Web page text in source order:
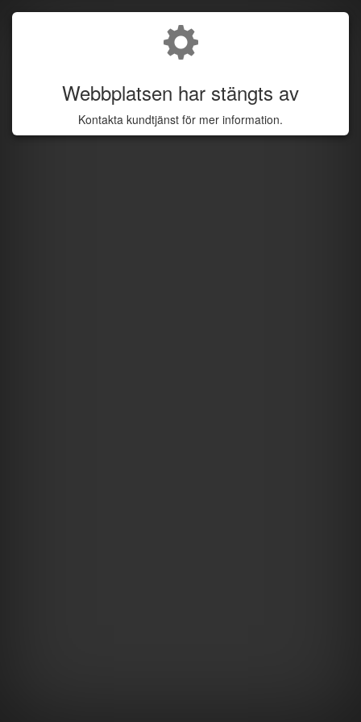
Webbplatsen har stängts av
Kontakta kundtjänst för mer information.